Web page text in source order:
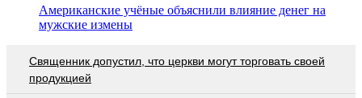
Американские учёные объяснили влияние денег на
мужские измены
Священник допустил, что церкви могут торговать своей
продукцией